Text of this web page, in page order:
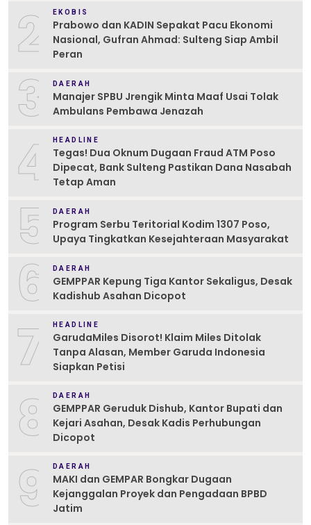
2 EKOBIS
Prabowo dan KADIN Sepakat Pacu Ekonomi
Nasional, Gufran Ahmad: Sulteng Siap Ambil
Peran
3 DAERAH
Manajer SPBU Jrengik Minta Maaf Usai Tolak
Ambulans Pembawa Jenazah
4 HEADLINE
Tegas! Dua Oknum Dugaan Fraud ATM Poso
Dipecat, Bank Sulteng Pastikan Dana Nasabah
Tetap Aman
5 DAERAH
Program Serbu Teritorial Kodim 1307 Poso,
Upaya Tingkatkan Kesejahteraan Masyarakat
6 DAERAH
GEMPPAR Kepung Tiga Kantor Sekaligus, Desak
Kadishub Asahan Dicopot
7 HEADLINE
GarudaMiles Disorot! Klaim Miles Ditolak
Tanpa Alasan, Member Garuda Indonesia
Siapkan Petisi
8 DAERAH
GEMPPAR Geruduk Dishub, Kantor Bupati dan
Kejari Asahan, Desak Kadis Perhubungan
Dicopot
9 DAERAH
MAKI dan GEMPAR Bongkar Dugaan
Kejanggalan Proyek dan Pengadaan BPBD
Jatim